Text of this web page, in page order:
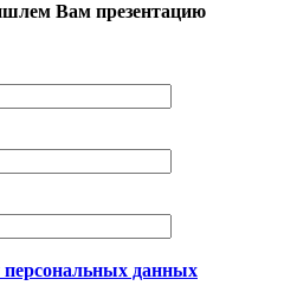
Вам презентацию
персональных данных